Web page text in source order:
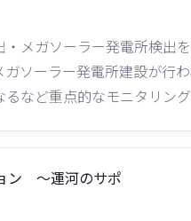
メガソーラー発電所検出
ソーラー発電所建設が行
など重点的なモニタリング
ン ～運河のサポ